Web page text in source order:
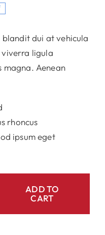
dui at vehicula
viverra ligula
magna. Aenean
rhoncus
ipsum eget
ADD TO
CART